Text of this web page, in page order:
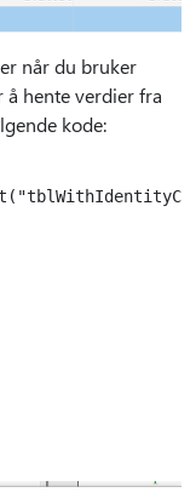
når du bruker
å hente verdier fra
kode: